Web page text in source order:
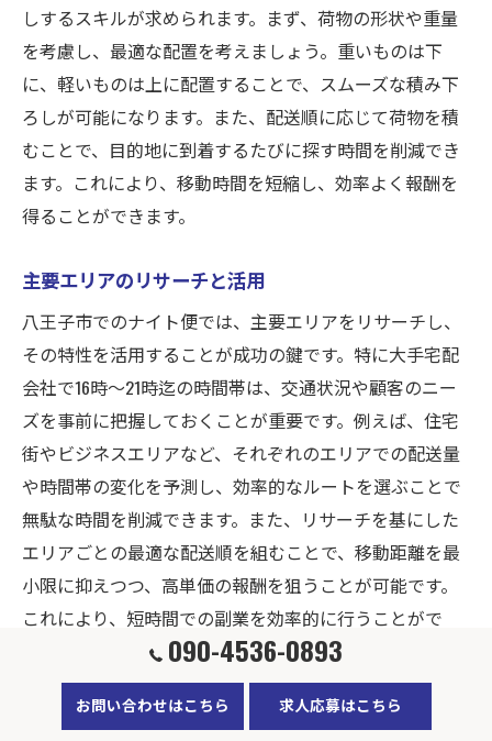
しするスキルが求められます。まず、荷物の形状や重量
を考慮し、最適な配置を考えましょう。重いものは下
に、軽いものは上に配置することで、スムーズな積み下
ろしが可能になります。また、配送順に応じて荷物を積
むことで、目的地に到着するたびに探す時間を削減でき
ます。これにより、移動時間を短縮し、効率よく報酬を
得ることができます。
主要エリアのリサーチと活用
八王子市でのナイト便では、主要エリアをリサーチし、
その特性を活用することが成功の鍵です。特に大手宅配
会社で16時〜21時迄の時間帯は、交通状況や顧客のニー
ズを事前に把握しておくことが重要です。例えば、住宅
街やビジネスエリアなど、それぞれのエリアでの配送量
や時間帯の変化を予測し、効率的なルートを選ぶことで
無駄な時間を削減できます。また、リサーチを基にした
エリアごとの最適な配送順を組むことで、移動距離を最
小限に抑えつつ、高単価の報酬を狙うことが可能です。
これにより、短時間での副業を効率的に行うことがで
き、収入を最大化することができます。
柔軟なルート変更のテクニック
090-4536-0893
お問い合わせはこちら 求人応募はこちら